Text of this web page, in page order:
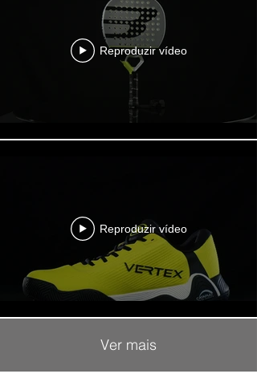
Reproduzir vídeo
Reproduzir vídeo
Ver mais